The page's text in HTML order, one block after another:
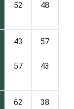
52 48
43 57
57 43
62 38